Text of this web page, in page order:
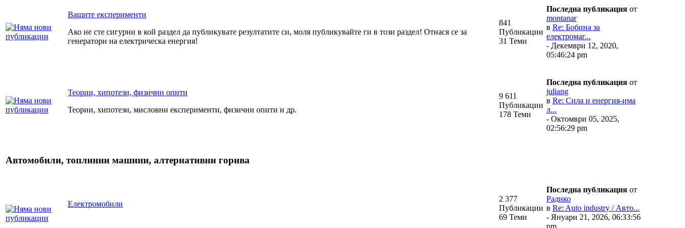
Вашите експерименти
Ако не сте сигурни в кой раздел да публикувате резултатите си, моля публикувайте ги в този раздел! Отнася се за
генератори на електрическа енергия!
841
Публикации
31 Теми
Последна публикация от
montanar
в Re: Бобина за
електромаг...
- Декември 12, 2020,
05:46:24 pm
Теории, хипотези, физични опити
Теории, хипотези, мисловни експерименти, физични опити и др.
9 611
Публикации
178 Теми
Последна публикация от
juliang
в Re: Сила и енергия-има
л...
- Октомври 05, 2025,
02:56:29 pm
Автомобили, топлинни машини, алтернативни горива
Електромобили
2 377
Публикации
69 Теми
Последна публикация от
Радико
в Re: Auto industry / Авто...
- Януари 21, 2026, 06:33:56